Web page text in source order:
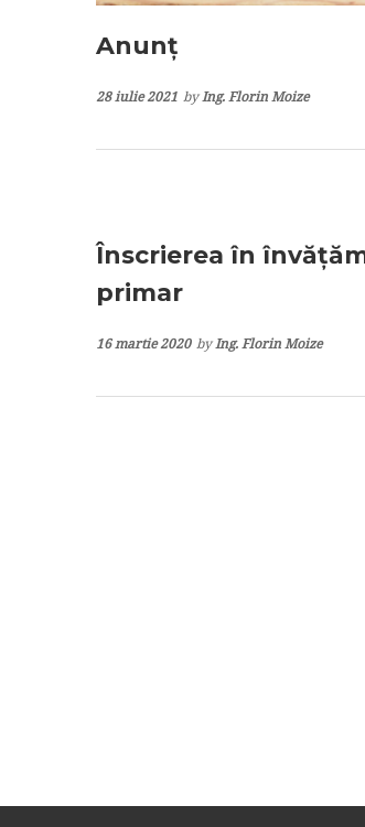
Anunț
28 iulie 2021 byIng. Florin Moize
Înscrierea în
primar
16 martie 2020 byIng. Florin Moize